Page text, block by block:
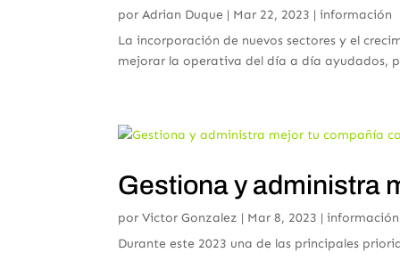
por Adrian Duque | Mar 22, 2023 | información
La incorporación de nuevos sectores y el
mejorar la operativa del día a día ayudados,
Gestiona y administra
por Victor Gonzalez | Mar 8, 2023 | información
Durante este 2023 una de las principales